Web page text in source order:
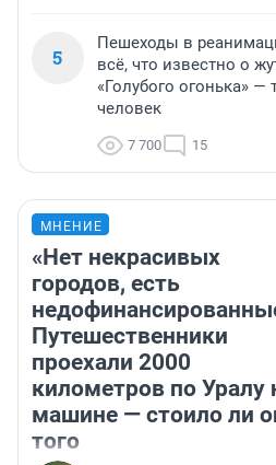
5
Пешеходы в
всё, что известно о
«Голубого огонька»
человек
7 700 15
МНЕНИЕ
«Нет некрасивых
городов, есть
Путешественники
проехали 2000
километров по Уралу
машине — стоило ли
того